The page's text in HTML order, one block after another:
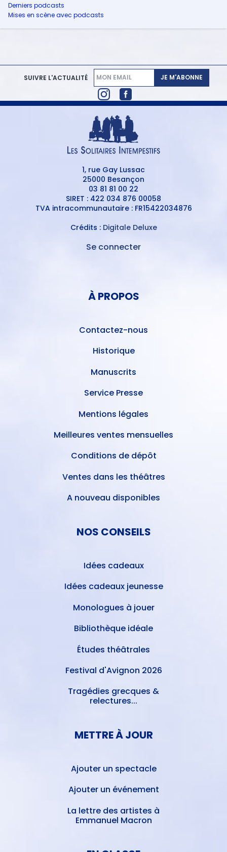
Derniers podcasts
Mises en scène avec podcasts
SUIVRE L'ACTUALITÉ JE M'ABONNE
1, rue Gay Lussac
25000 Besançon
03 81 81 00 22
SIRET : 422 034 876 00058
TVA intracommunautaire : FR15422034876
Crédits : Digitale Deluxe
Se connecter
À PROPOS
Contactez-nous
Historique
Manuscrits
Service Presse
Mentions légales
Meilleures ventes mensuelles
Conditions de dépôt
Ventes dans les théâtres
A nouveau disponibles
NOS CONSEILS
Idées cadeaux
Idées cadeaux jeunesse
Monologues à jouer
Bibliothèque idéale
Études théâtrales
Festival d'Avignon 2026
Tragédies grecques &
relectures...
METTRE À JOUR
Ajouter un spectacle
Ajouter un événement
La lettre des artistes à
Emmanuel Macron